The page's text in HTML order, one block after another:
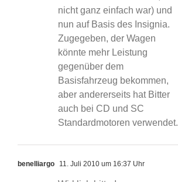
nicht ganz einfach war) und
nun auf Basis des Insignia.
Zugegeben, der Wagen
könnte mehr Leistung
gegenüber dem
Basisfahrzeug bekommen,
aber andererseits hat Bitter
auch bei CD und SC
Standardmotoren verwendet.
benelliargo 11. Juli 2010 um 16:37 Uhr